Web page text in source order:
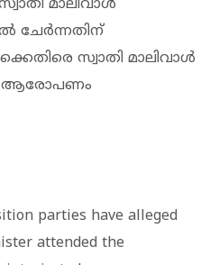
മാലിവാൾ
ചേർന്നതിന്
സ്വാതി മാലിവാൾ
ആരോപണം
parties have alleged
attended the